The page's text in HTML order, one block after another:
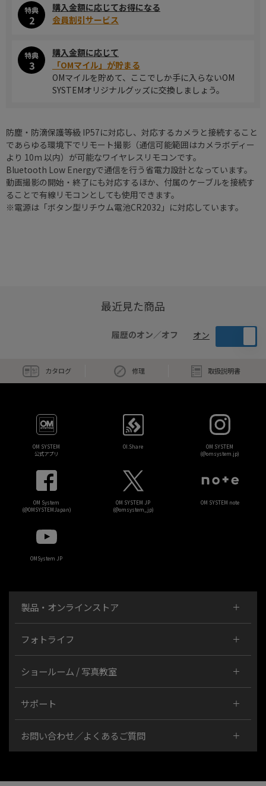
特典
2
購入金額に応じてお得になる
会員割引サービス
特典
3
購入金額に応じて
「OMマイル」が貯まる
OMマイルを貯めて、ここでしか手に入らないOM
SYSTEMオリジナルグッズに交換しましょう。
防塵・防滴保護等級 IP57に対応し、対応するカメラと接続すること
であらゆる環境下でリモート撮影（通信可能範囲はカメラボディー
より 10m 以内）が可能なワイヤレスリモコンです。
Bluetooth Low Energyで通信を行う省電力設計となっています。
動画撮影の開始・終了にも対応するほか、付属のケーブルを接続す
ることで有線リモコンとしても使用できます。
※電源は「ボタン型リチウム電池CR2032」に対応しています。
最近見た商品
履歴のオン／オフ オン
カタログ 修理 取扱説明書
OM SYSTEM
公式アプリ
OI.Share
OM SYSTEM
(@omsystem.jp)
OM System
(@OMSYSTEMJapan)
OM SYSTEM JP
(@omsystem_jp)
OM SYSTEM note
OMSystem JP
製品・オンラインストア
フォトライフ
ショールーム / 写真教室
サポート
お問い合わせ／よくあるご質問